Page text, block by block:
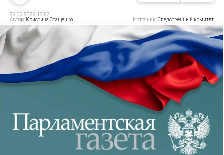
22.03.2022 18:23
Автор: Кристина Стащенко Источник:Следственный комитет